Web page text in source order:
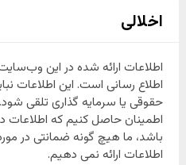
اخلالی
اطلاعات ارائه شده در این
اطلاع رسانی است. این اطلاعات
حقوقی یا سرمایه گذاری تلقی
اطمینان حاصل کنیم که اطلاعات
باشد، ما هیچ گونه ضمانتی در
اطلاعات ارائه نمی دهیم.